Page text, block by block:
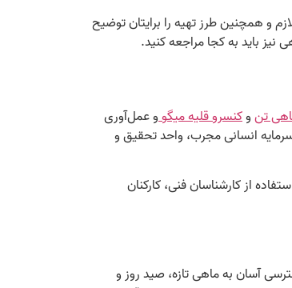
و همچنین طرز تهیه را برایتان توضیح
نیز باید به کجا مراجعه کنید.
تنوکنسرو قلیه میگوو عمل‌آوری
انسانی مجرب، واحد تحقیق و
از کارشناسان فنی، کارکنان
آسان به ماهی تازه، صید روز و